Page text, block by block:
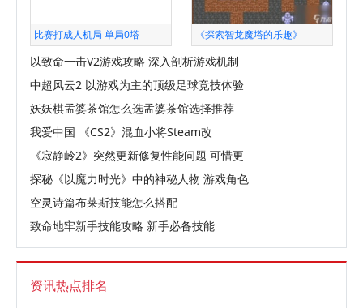
比赛打成人机局 单局0塔 《探索智龙魔塔的乐趣》
以致命一击V2游戏攻略 深入剖析游戏机制
中超风云2 以游戏为主的顶级足球竞技体验
妖妖棋孟婆茶馆怎么选孟婆茶馆选择推荐
我爱中国 《CS2》混血小将Steam改
《寂静岭2》突然更新修复性能问题 可惜更
探秘《以魔力时光》中的神秘人物 游戏角色
空灵诗篇布莱斯技能怎么搭配
致命地牢新手技能攻略 新手必备技能
资讯热点排名